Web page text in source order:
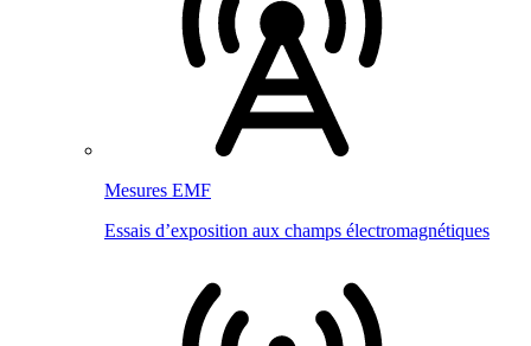
Mesures EMF
Essais d’exposition aux champs électromagnétiques